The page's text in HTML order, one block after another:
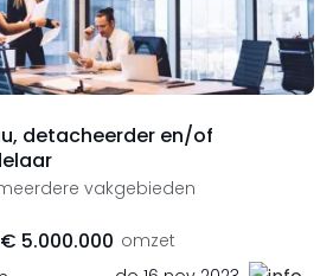
detacheerder en/of
vakgebieden
5.000.000 omzet